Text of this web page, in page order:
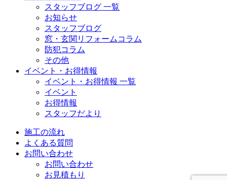
スタッフブログ 一覧
お知らせ
スタッフブログ
窓・玄関リフォームコラム
防犯コラム
その他
イベント・お得情報
イベント・お得情報 一覧
イベント
お得情報
スタッフだより
施工の流れ
よくある質問
お問い合わせ
お問い合わせ
お見積もり